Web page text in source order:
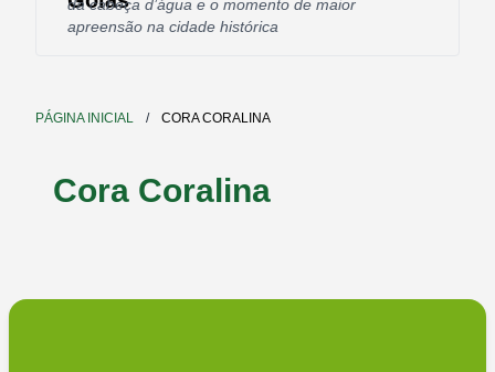
da cabeça d’água e o momento de maior
apreensão na cidade histórica
PÁGINA INICIAL / CORA CORALINA
Cora Coralina